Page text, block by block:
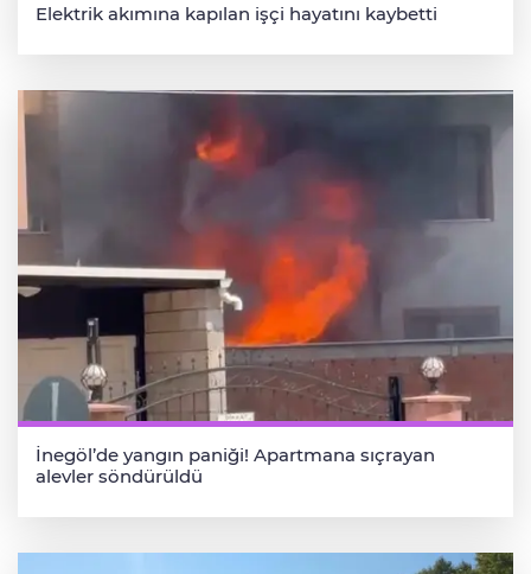
Elektrik akımına kapılan işçi hayatını kaybetti
İnegöl’de yangın paniği! Apartmana sıçrayan
alevler söndürüldü